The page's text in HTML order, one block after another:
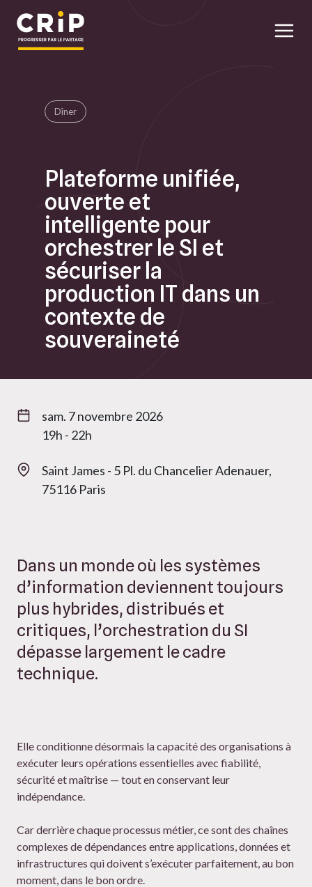
Dîner
Plateforme unifiée,
ouverte et
intelligente pour
orchestrer le SI et
sécuriser la
production IT dans un
contexte de
souveraineté
sam. 7 novembre 2026
19h - 22h
Saint James - 5 Pl. du Chancelier Adenauer,
75116 Paris
Dans un monde où les systèmes
d’information deviennent toujours
plus hybrides, distribués et
critiques, l’orchestration du SI
dépasse largement le cadre
technique.
Elle conditionne désormais la capacité des organisations à
exécuter leurs opérations essentielles avec fiabilité,
sécurité et maîtrise — tout en conservant leur
indépendance.
Car derrière chaque processus métier, ce sont des chaînes
complexes de dépendances entre applications, données et
infrastructures qui doivent s’exécuter parfaitement, au bon
moment, dans le bon ordre.